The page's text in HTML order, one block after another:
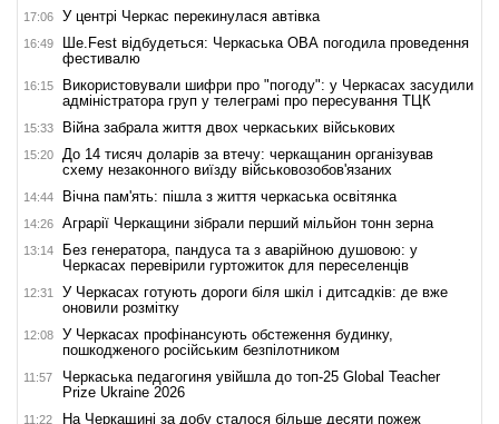
17:06 У центрі Черкас перекинулася автівка
16:49
Ше.Fest відбудеться: Черкаська ОВА погодила проведення
фестивалю
16:15
Використовували шифри про "погоду": у Черкасах засудили
адміністратора груп у телеграмі про пересування ТЦК
15:33 Війна забрала життя двох черкаських військових
15:20
До 14 тисяч доларів за втечу: черкащанин організував
схему незаконного виїзду військовозобов'язаних
14:44 Вічна пам'ять: пішла з життя черкаська освітянка
14:26 Аграрії Черкащини зібрали перший мільйон тонн зерна
13:14
Без генератора, пандуса та з аварійною душовою: у
Черкасах перевірили гуртожиток для переселенців
12:31
У Черкасах готують дороги біля шкіл і дитсадків: де вже
оновили розмітку
12:08
У Черкасах профінансують обстеження будинку,
пошкодженого російським безпілотником
11:57
Черкаська педагогиня увійшла до топ-25 Global Teacher
Prize Ukraine 2026
11:22 На Черкащині за добу сталося більше десяти пожеж